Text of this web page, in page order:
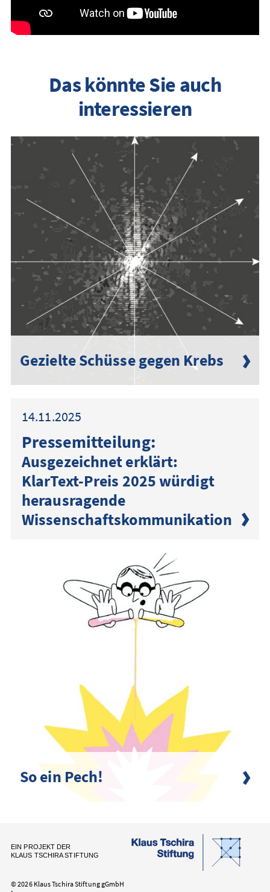
Das könnte Sie auch
interessieren
Gezielte Schüsse gegen Krebs
14.11.2025
Presse­mitteilung:
Ausgezeichnet erklärt:
KlarText-Preis 2025 würdigt
herausragende
Wissenschaftskommunikation
So ein Pech!
EIN PROJEKT DER
KLAUS TSCHIRA STIFTUNG
© 2026 Klaus Tschira Stiftung gGmbH